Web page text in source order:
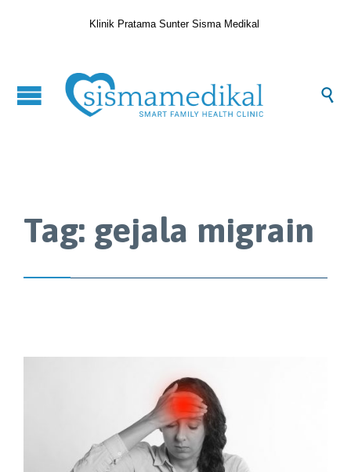
Klinik Pratama Sunter Sisma Medikal

Tag: gejala migrain